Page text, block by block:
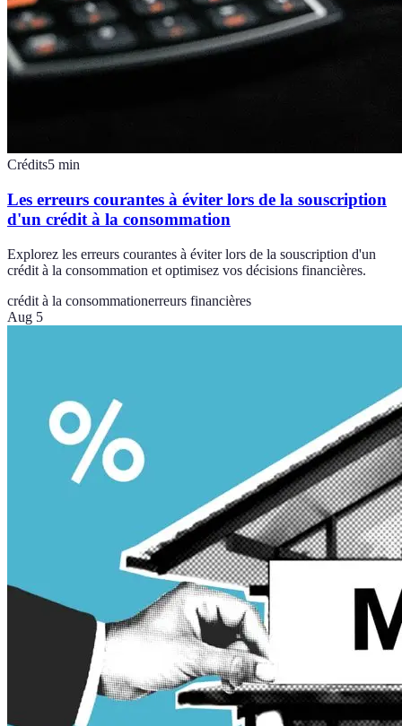
Crédits5 min
Les erreurs courantes à éviter lors de la souscription
d'un crédit à la consommation
Explorez les erreurs courantes à éviter lors de la souscription d'un
crédit à la consommation et optimisez vos décisions financières.
crédit à la consommationerreurs financières
Aug 5